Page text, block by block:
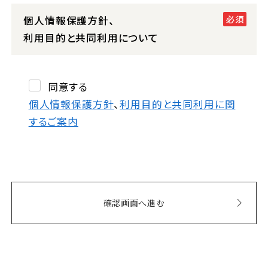
個人情報保護方針、
利用目的と共同利用について
同意する
個人情報保護方針、利用目的と共同利用に関
するご案内